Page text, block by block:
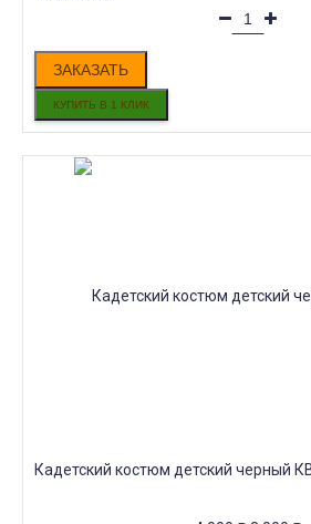
ЗАКАЗАТЬ
Кадетский костюм детский черный